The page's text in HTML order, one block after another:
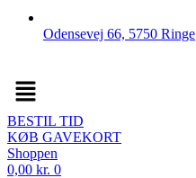
Odensevej 66, 5750 Ringe
Menu
BESTIL TID
KØB GAVEKORT
Shoppen
0,00 kr. 0